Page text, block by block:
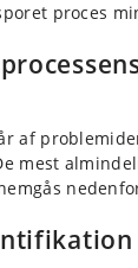
proces
af
mest